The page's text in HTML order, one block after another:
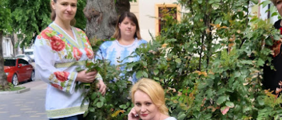
голос української народної пісні. Філарет Колесса